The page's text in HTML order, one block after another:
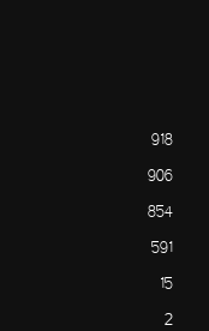
918
906
854
591
15
2